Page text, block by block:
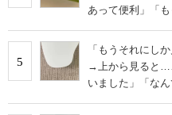
あって便利」「
5
「もうそれにし
→上から見ると
いました」「なん